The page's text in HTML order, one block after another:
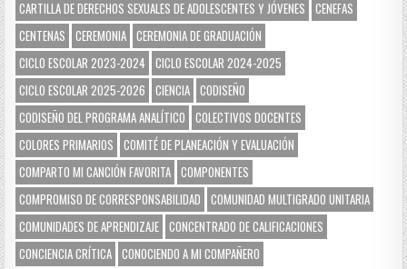
CARTILLA DE DERECHOS SEXUALES DE ADOLESCENTES Y JÓVENES
CENEFAS
CENTENAS
CEREMONIA CEREMONIA DE GRADUACIÓN
CICLO ESCOLAR 2023-2024
CICLO ESCOLAR 2024-2025
CICLO ESCOLAR 2025-2026
CIENCIA CODISEÑO
CODISEÑO DEL PROGRAMA ANALÍTICO
COLECTIVOS DOCENTES
COLORES PRIMARIOS
COMITÉ DE PLANEACIÓN Y EVALUACIÓN
COMPARTO MI CANCIÓN FAVORITA COMPONENTES
COMPROMISO DE CORRESPONSABILIDAD
COMUNIDAD MULTIGRADO UNITARIA
COMUNIDADES DE APRENDIZAJE CONCENTRADO DE CALIFICACIONES
CONCIENCIA CRÍTICA CONOCIENDO A MI COMPAÑERO